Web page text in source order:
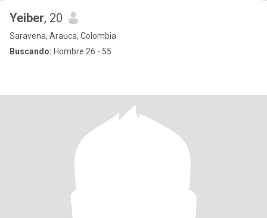
Yeiber, 20
Saravena, Arauca, Colombia
Buscando: Hombre 26 - 55